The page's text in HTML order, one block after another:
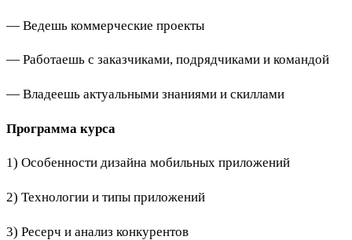
— Ведешь коммерческие проекты
— Работаешь с заказчиками, подрядчиками и командой
— Владеешь актуальными знаниями и скиллами
Программа курса
1) Особенности дизайна мобильных приложений
2) Технологии и типы приложений
3) Ресерч и анализ конкурентов